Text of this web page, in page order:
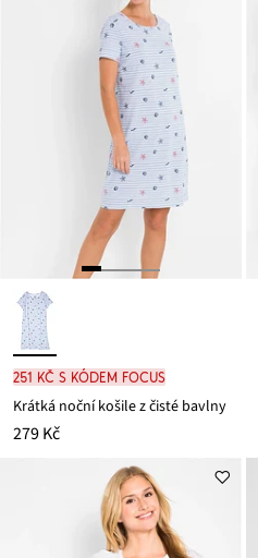
251 Kč s kódem FOCUS
Krátká noční košile z čisté bavlny
279 Kč